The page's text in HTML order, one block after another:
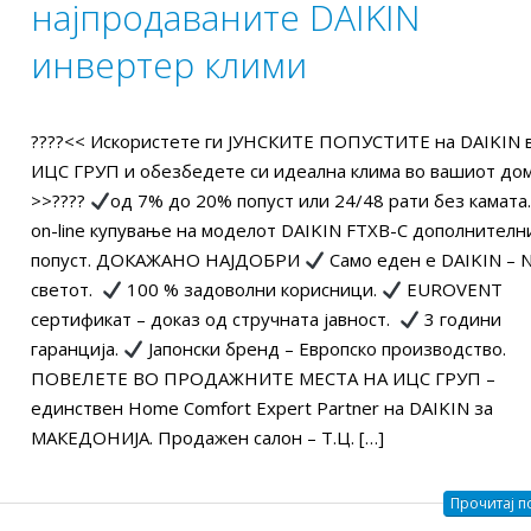
најпродаваните DAIKIN
инвертер клими
????<< Искористете ги ЈУНСКИТЕ ПОПУСТИTE на DAIKIN
ИЦС ГРУП и обезбедете си идеална клима во вашиот
>>????
од 7% до 20% попуст или 24/48 рати без камата.
on-line купување на моделот DAIKIN FTXB-C
попуст. ДОКАЖАНО НАЈДОБРИ
Само еден е DAIKIN –
светот.
100 % задоволни корисници.
EUROVENT
сертификат – доказ од стручната јавност.
3 години
гаранција.
Јапонски бренд – Европско производство.
ПОВЕЛЕТЕ ВО ПРОДАЖНИТЕ МЕСТА НА ИЦС ГРУП –
единствен Home Comfort Expert Partner на DAIKIN за
МАКЕДОНИЈА. Продажен салон – Т.Ц. […]
Прочитај
Како да ги намалите
трошоците за
електрична енергија и
во вашиот дом?
Оглас за вработување:
СЕРВИСЕР ЗА КЛИМИ,
ТОПЛОТНИ ПУМПИ И
(СО И БЕЗ
ICS Group – Daikin Kings-
за највисок промет во
Оглас за
Машински инженер
КАКО ПОЛЕСНО ДО
КЛИМА УРЕД ИЛИ
ТОПЛИНСКА
17/10/2025
Оглас за
СЕРВИСЕР ЗА
ТОПЛОТНИ